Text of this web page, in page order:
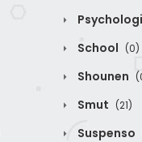
School (0)
Shounen
Smut (21)
Suspenso